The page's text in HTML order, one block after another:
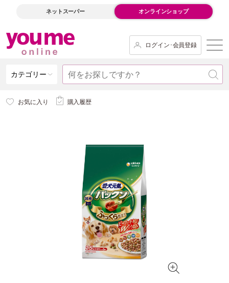
ネットスーパー オンラインショップ
ログイン･会員登録
カテゴリー
お気に入り 購入履歴